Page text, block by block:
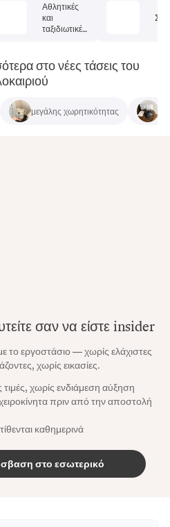
Αθλητικές
και
ταξιδιωτικές
Σετ
στο νέες τάσεις του
μεγάλης χωρητικότητας
σαν να είστε insider
εργοστάσιο — χωρίς ελάχιστες
χωρίς εικασίες.
χωρίς ενδιάμεση αύξηση
πριν από την αποστολή
καθημερινά
στο εσωτερικό